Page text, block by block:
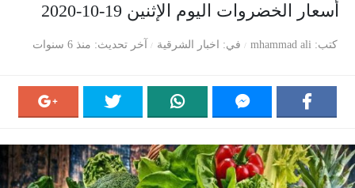
أسعار الخضروات اليوم الإثنين 19-10-2020
كتب mhammad ali في اخبار الشرقية آخر تحديث منذ 6 سنوات